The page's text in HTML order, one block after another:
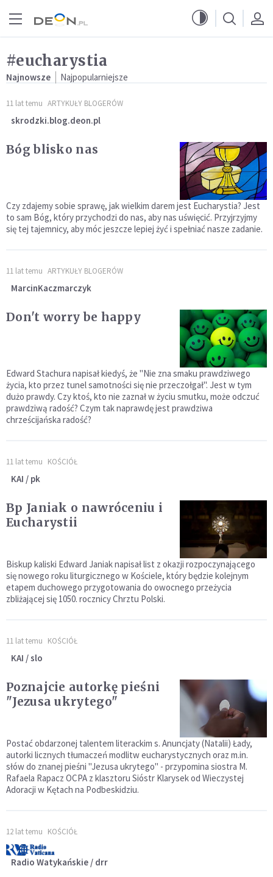
#eucharystia
Najnowsze Najpopularniejsze
11 lat temu ARTYKUŁY BLOGERÓW
skrodzki.blog.deon.pl
Bóg blisko nas
Czy zdajemy sobie sprawę, jak wielkim darem jest Eucharystia? Jest
to sam Bóg, który przychodzi do nas, aby nas uświęcić. Przyjrzyjmy
się tej tajemnicy, aby móc jeszcze lepiej żyć i spełniać nasze zadanie.
11 lat temu ARTYKUŁY BLOGERÓW
MarcinKaczmarczyk
Don't worry be happy
Edward Stachura napisał kiedyś, że "Nie zna smaku prawdziwego
życia, kto przez tunel samotności się nie przeczołgał". Jest w tym
dużo prawdy. Czy ktoś, kto nie zaznał w życiu smutku, może odczuć
prawdziwą radość? Czym tak naprawdę jest prawdziwa
chrześcijańska radość?
11 lat temu KOŚCIÓŁ
KAI / pk
Bp Janiak o nawróceniu i
Eucharystii
Biskup kaliski Edward Janiak napisał list z okazji rozpoczynającego
się nowego roku liturgicznego w Kościele, który będzie kolejnym
etapem duchowego przygotowania do owocnego przeżycia
zbliżającej się 1050. rocznicy Chrztu Polski.
11 lat temu KOŚCIÓŁ
KAI / slo
Poznajcie autorkę pieśni
"Jezusa ukrytego"
Postać obdarzonej talentem literackim s. Anuncjaty (Natalii) Łady,
autorki licznych tłumaczeń modlitw eucharystycznych oraz m.in.
słów do znanej pieśni "Jezusa ukrytego" - przypomina siostra M.
Rafaela Rapacz OCPA z klasztoru Sióstr Klarysek od Wieczystej
Adoracji w Kętach na Podbeskidziu.
12 lat temu KOŚCIÓŁ
Radio Watykańskie / drr